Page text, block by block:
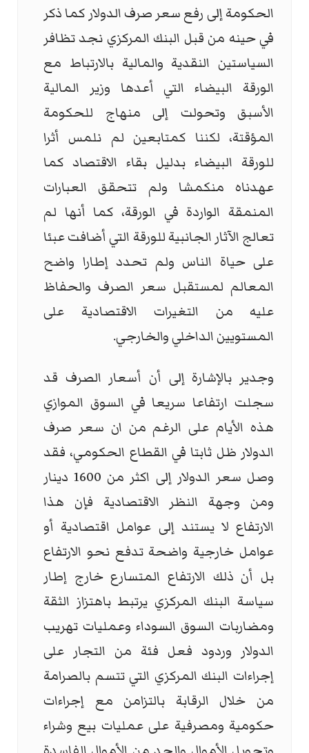
الحكومة إلى رفع سعر صرف الدولار كما ذكر
في حينه من قبل البنك المركزي نجد تظافر
السياستين النقدية والمالية بالارتباط مع
الورقة البيضاء التي أعدها وزير المالية
الأسبق وتحولت إلى منهاج للحكومة
المؤقتة، لكننا كمتابعين لم نلمس أثرا
للورقة البيضاء بدليل بقاء الاقتصاد كما
عهدناه منكمشا ولم تتحقق العبارات
المنمقة الواردة في الورقة، كما أنها لم
تعالج الآثار الجانبية للورقة التي أضافت عبئا
على حياة الناس ولم تحدد إطارا واضح
المعالم لمستقبل سعر الصرف والحفاظ
عليه من التغيرات الاقتصادية على
المستويين الداخلي والخارجي.
وجدير بالإشارة إلى أن أسعار الصرف قد
سجلت ارتفاعا سريعا في السوق الموازي
هذه الأيام على الرغم من ان سعر صرف
الدولار ظل ثابتا في القطاع الحكومي، فقد
وصل سعر الدولار إلى اكثر من 1600 دينار
ومن وجهة النظر الاقتصادية فإن هذا
الارتفاع لا يستند إلى عوامل اقتصادية أو
عوامل خارجية واضحة تدفع نحو الارتفاع
بل أن ذلك الارتفاع المتسارع خارج إطار
سياسة البنك المركزي يرتبط باهتزاز الثقة
ومضاربات السوق السوداء وعمليات تهريب
الدولار وردود فعل فئة من التجار على
إجراءات البنك المركزي التي تتسم بالصرامة
من خلال الرقابة بالتزامن مع إجراءات
حكومية ومصرفية على عمليات بيع وشراء